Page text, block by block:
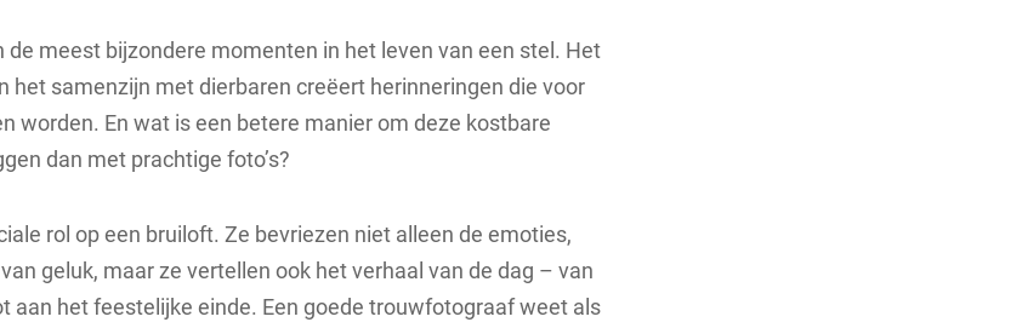
de meest bijzondere momenten in het leven van een stel. Het
het samenzijn met dierbaren creëert herinneringen die voor
worden. En wat is een betere manier om deze kostbare
dan met prachtige foto’s?
rol op een bruiloft. Ze bevriezen niet alleen de emoties,
geluk, maar ze vertellen ook het verhaal van de dag – van
aan het feestelijke einde. Een goede trouwfotograaf weet als